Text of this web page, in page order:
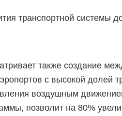
транспортной системы
также создание
с высокой долей
воздушным
позволит на 80%